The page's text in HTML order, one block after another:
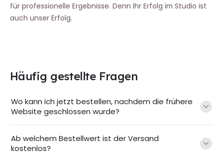
für professionelle Ergebnisse. Denn Ihr Erfolg im Studio ist
auch unser Erfolg.
Häufig gestellte Fragen
Wo kann ich jetzt bestellen, nachdem die frühere
Website geschlossen wurde?
Ab welchem Bestellwert ist der Versand
kostenlos?